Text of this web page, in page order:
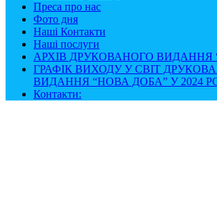
Преса про нас
Фото дня
Наші Контакти
Наші послуги
АРХІВ ДРУКОВАНОГО ВИДАННЯ
ГРАФІК ВИХОДУ У СВІТ
ВИДАННЯ “НОВА ДОБА” У 2024
Контакти: